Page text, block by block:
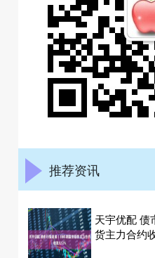
推荐资讯
天宇优配 债
货主力合约